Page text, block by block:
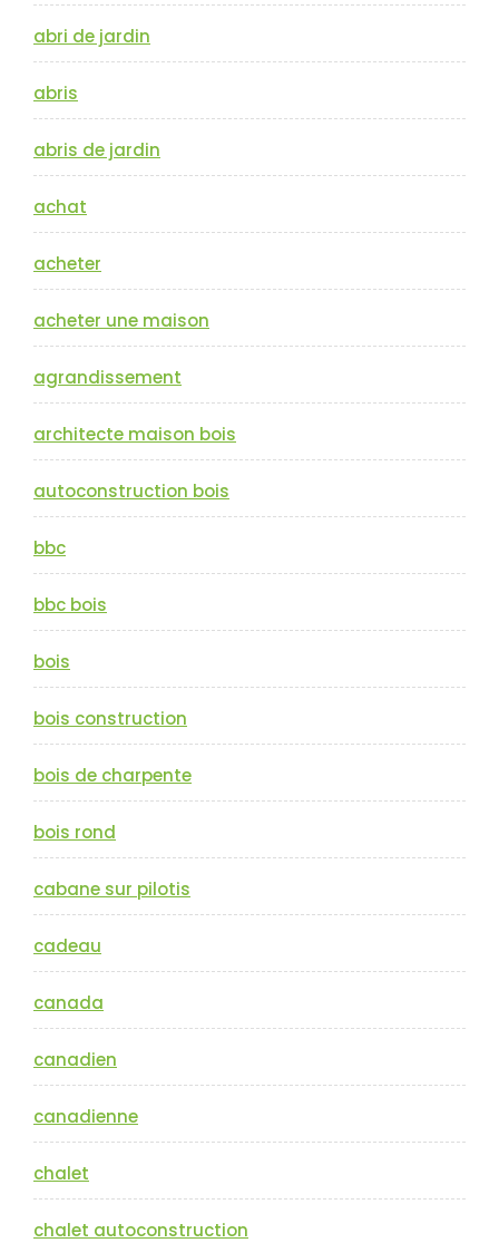
abri de jardin
abris
abris de jardin
achat
acheter
acheter une maison
agrandissement
architecte maison bois
autoconstruction bois
bbc
bbc bois
bois
bois construction
bois de charpente
bois rond
cabane sur pilotis
cadeau
canada
canadien
canadienne
chalet
chalet autoconstruction